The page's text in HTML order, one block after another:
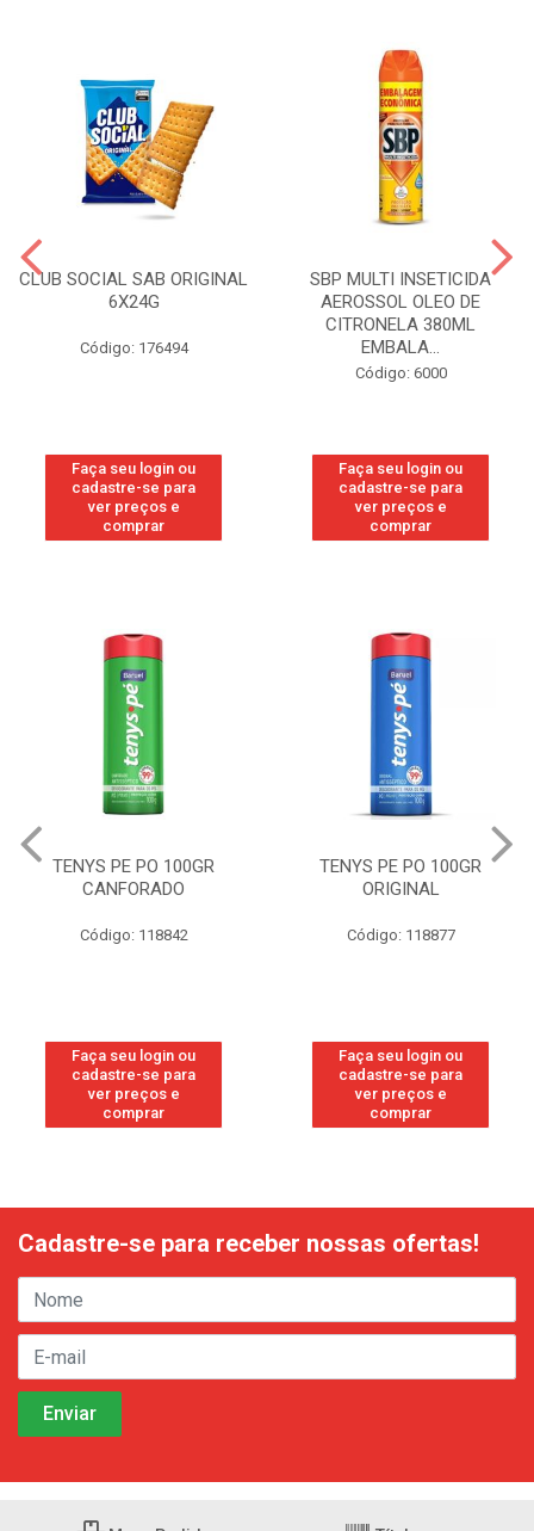
CLUB SOCIAL SAB ORIGINAL
6X24G
Código: 176494
Faça seu login ou
cadastre-se para
ver preços e
comprar
SBP MULTI INSETICIDA
AEROSSOL OLEO DE
CITRONELA 380ML
EMBALA...
Código: 6000
Faça seu login ou
cadastre-se para
ver preços e
comprar
TENYS PE PO 100GR
CANFORADO
Código: 118842
Faça seu login ou
cadastre-se para
ver preços e
comprar
TENYS PE PO 100GR
ORIGINAL
Código: 118877
Faça seu login ou
cadastre-se para
ver preços e
comprar
Cadastre-se para receber nossas ofertas!